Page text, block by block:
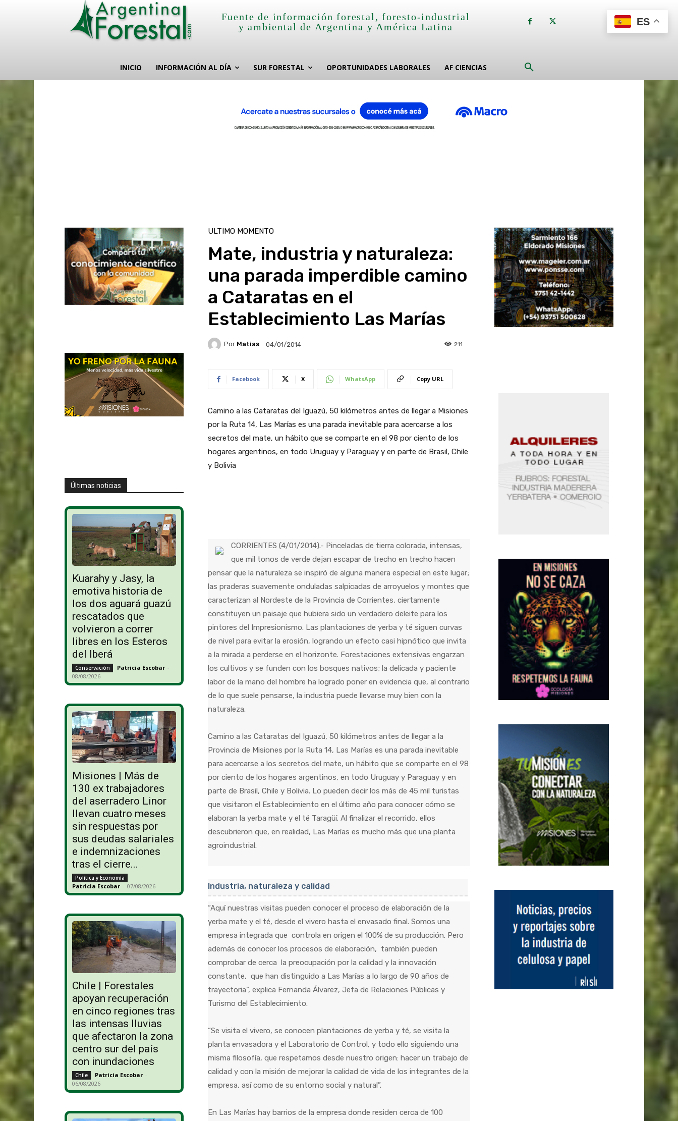
Fuente de información forestal, foresto-industrial
y ambiental de Argentina y América Latina
INICIO INFORMACIÓN AL DÍA SUR FORESTAL OPORTUNIDADES LABORALES AF CIENCIAS
Últimas noticias
Kuarahy y Jasy, la
emotiva historia de
los dos aguará guazú
rescatados que
volvieron a correr
libres en los Esteros
del Iberá
Conservación Patricia Escobar -
08/08/2026
Misiones | Más de
130 ex trabajadores
del aserradero Linor
llevan cuatro meses
sin respuestas por
sus deudas salariales
e indemnizaciones
tras el cierre...
Política y Economía
Patricia Escobar - 07/08/2026
Chile | Forestales
apoyan recuperación
en cinco regiones tras
las intensas lluvias
que afectaron la zona
centro sur del país
con inundaciones
Chile Patricia Escobar -
06/08/2026
ULTIMO MOMENTO
Mate, industria y naturaleza:
una parada imperdible camino
a Cataratas en el
Establecimiento Las Marías
Por Matias 04/01/2014 211
Facebook X WhatsApp Copy URL
Camino a las Cataratas del Iguazú, 50 kilómetros antes de llegar a Misiones
por la Ruta 14, Las Marías es una parada inevitable para acercarse a los
secretos del mate, un hábito que se comparte en el 98 por ciento de los
hogares argentinos, en todo Uruguay y Paraguay y en parte de Brasil, Chile
y Bolivia
CORRIENTES (4/01/2014).- Pinceladas de tierra colorada, intensas,
que mil tonos de verde dejan escapar de trecho en trecho hacen
pensar que la naturaleza se inspiró de alguna manera especial en este lugar;
las praderas suavemente onduladas salpicadas de arroyuelos y montes que
caracterizan al Nordeste de la Provincia de Corrientes, ciertamente
constituyen un paisaje que hubiera sido un verdadero deleite para los
pintores del Impresionismo. Las plantaciones de yerba y té siguen curvas
de nivel para evitar la erosión, logrando un efecto casi hipnótico que invita
a la mirada a perderse en el horizonte. Forestaciones extensivas engarzan
los cultivos y se funden con los bosques nativos; la delicada y paciente
labor de la mano del hombre ha logrado poner en evidencia que, al contrario
de lo que suele pensarse, la industria puede llevarse muy bien con la
naturaleza.
Camino a las Cataratas del Iguazú, 50 kilómetros antes de llegar a la
Provincia de Misiones por la Ruta 14, Las Marías es una parada inevitable
para acercarse a los secretos del mate, un hábito que se comparte en el 98
por ciento de los hogares argentinos, en todo Uruguay y Paraguay y en
parte de Brasil, Chile y Bolivia. Lo pueden decir los más de 45 mil turistas
que visitaron el Establecimiento en el último año para conocer cómo se
elaboran la yerba mate y el té Taragüí. Al finalizar el recorrido, ellos
descubrieron que, en realidad, Las Marías es mucho más que una planta
agroindustrial.
Industria, naturaleza y calidad
“Aquí nuestras visitas pueden conocer el proceso de elaboración de la
yerba mate y el té, desde el vivero hasta el envasado final. Somos una
empresa integrada que controla en origen el 100% de su producción. Pero
además de conocer los procesos de elaboración, también pueden
comprobar de cerca la preocupación por la calidad y la innovación
constante, que han distinguido a Las Marías a lo largo de 90 años de
trayectoria”, explica Fernanda Álvarez, Jefa de Relaciones Públicas y
Turismo del Establecimiento.
“Se visita el vivero, se conocen plantaciones de yerba y té, se visita la
planta envasadora y el Laboratorio de Control, y todo ello siguiendo una
misma filosofía, que respetamos desde nuestro origen: hacer un trabajo de
calidad y con la misión de mejorar la calidad de vida de los integrantes de la
empresa, así como de su entorno social y natural”.
En Las Marías hay barrios de la empresa donde residen cerca de 100
ES